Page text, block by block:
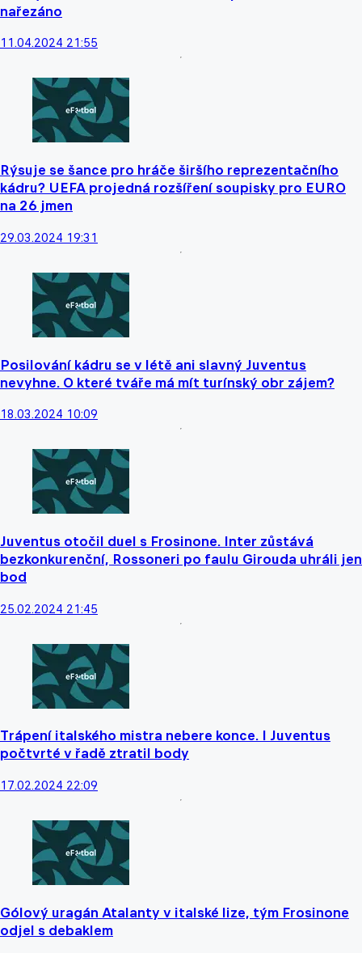
nařezáno
11.04.2024 21:55
Rýsuje se šance pro hráče širšího reprezentačního
kádru? UEFA projedná rozšíření soupisky pro EURO
na 26 jmen
29.03.2024 19:31
Posilování kádru se v létě ani slavný Juventus
nevyhne. O které tváře má mít turínský obr zájem?
18.03.2024 10:09
Juventus otočil duel s Frosinone. Inter zůstává
bezkonkurenční, Rossoneri po faulu Girouda uhráli jen
bod
25.02.2024 21:45
Trápení italského mistra nebere konce. I Juventus
počtvrté v řadě ztratil body
17.02.2024 22:09
Gólový uragán Atalanty v italské lize, tým Frosinone
odjel s debaklem